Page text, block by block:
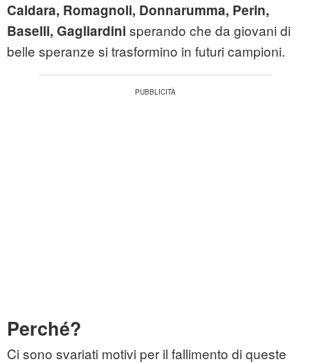
Caldara, Romagnoli, Donnarumma, Perin,
Baselli, Gagliardini sperando che da giovani di
belle speranze si trasformino in futuri campioni.
Perché?
Ci sono svariati motivi per il fallimento di queste